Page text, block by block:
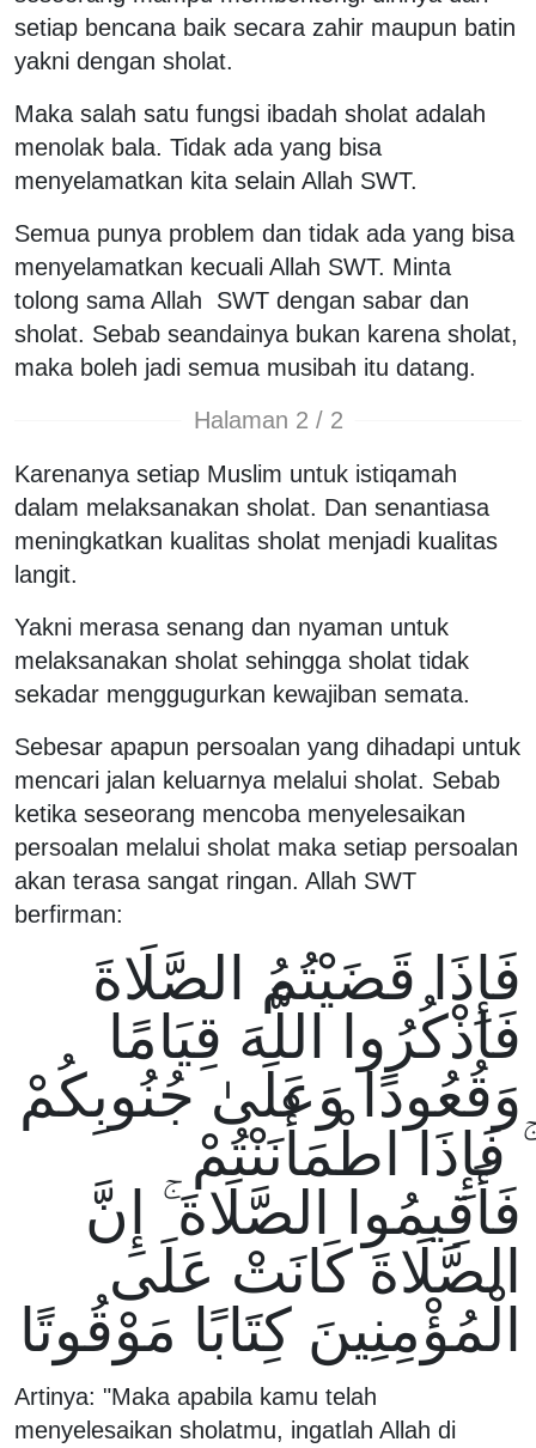
setiap bencana baik secara zahir maupun batin
yakni dengan sholat.
Maka salah satu fungsi ibadah sholat adalah
menolak bala. Tidak ada yang bisa
menyelamatkan kita selain Allah SWT.
Semua punya problem dan tidak ada yang bisa
menyelamatkan kecuali Allah SWT. Minta
tolong sama Allah SWT dengan sabar dan
sholat. Sebab seandainya bukan karena sholat,
maka boleh jadi semua musibah itu datang.
Halaman 2 / 2
Karenanya setiap Muslim untuk istiqamah
dalam melaksanakan sholat. Dan senantiasa
meningkatkan kualitas sholat menjadi kualitas
langit.
Yakni merasa senang dan nyaman untuk
melaksanakan sholat sehingga sholat tidak
sekadar menggugurkan kewajiban semata.
Sebesar apapun persoalan yang dihadapi untuk
mencari jalan keluarnya melalui sholat. Sebab
ketika seseorang mencoba menyelesaikan
persoalan melalui sholat maka setiap persoalan
akan terasa sangat ringan. Allah SWT
berfirman:
فَإِذَا قَضَيْتُمُ الصَّلَاةَ
فَاذْكُرُوا اللَّهَ قِيَامًا
وَقُعُودًا وَعَلَىٰ جُنُوبِكُمْ
ۚ فَإِذَا اطْمَأْنَنْتُمْ
فَأَقِيمُوا الصَّلَاةَ ۚ إِنَّ
الصَّلَاةَ كَانَتْ عَلَى
الْمُؤْمِنِينَ كِتَابًا مَوْقُوتًا
Artinya: "Maka apabila kamu telah
menyelesaikan sholatmu, ingatlah Allah di